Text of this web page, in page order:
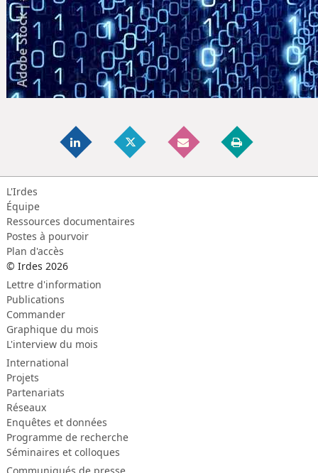
L'Irdes
Équipe
Ressources documentaires
Postes à pourvoir
Plan d'accès
© Irdes 2026
Lettre d'information
Publications
Commander
Graphique du mois
L'interview du mois
International
Projets
Partenariats
Réseaux
Enquêtes et données
Programme de recherche
Séminaires et colloques